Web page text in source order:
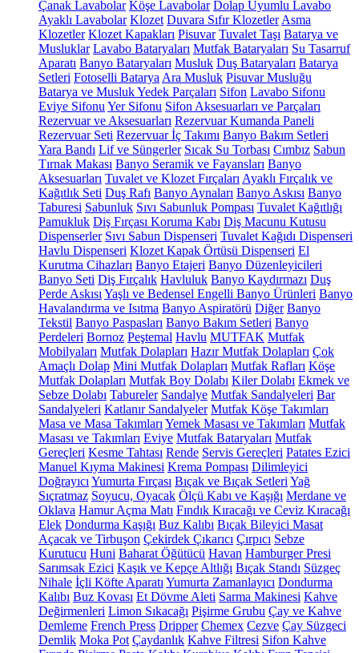
Çanak Lavabolar Köşe Lavabolar Dolap Uyumlu Lavabo
Ayaklı Lavabolar Klozet Duvara Sıfır Klozetler Asma
Klozetler Klozet Kapakları Pisuvar Tuvalet Taşı Batarya ve
Musluklar Lavabo Bataryaları Mutfak Bataryaları Su Tasarruf
Aparatı Banyo Bataryaları Musluk Duş Bataryaları Batarya
Setleri Fotoselli Batarya Ara Musluk Pisuvar Musluğu
Batarya ve Musluk Yedek Parçaları Sifon Lavabo Sifonu
Eviye Sifonu Yer Sifonu Sifon Aksesuarları ve Parçaları
Rezervuar ve Aksesuarları Rezervuar Kumanda Paneli
Rezervuar Seti Rezervuar İç Takımı Banyo Bakım Setleri
Yara Bandı Lif ve Süngerler Sıcak Su Torbası Cımbız Sabun
Tırnak Makası Banyo Seramik ve Fayansları Banyo
Aksesuarları Tuvalet ve Klozet Fırçaları Ayaklı Fırçalık ve
Kağıtlık Seti Duş Rafı Banyo Aynaları Banyo Askısı Banyo
Taburesi Sabunluk Sıvı Sabunluk Pompası Tuvalet Kağıtlığı
Pamukluk Diş Fırçası Koruma Kabı Diş Macunu Kutusu
Dispenserler Sıvı Sabun Dispenseri Tuvalet Kağıdı Dispenseri
Havlu Dispenseri Klozet Kapak Örtüsü Dispenseri El
Kurutma Cihazları Banyo Etajeri Banyo Düzenleyicileri
Banyo Seti Diş Fırçalık Havluluk Banyo Kaydırmazı Duş
Perde Askısı Yaşlı ve Bedensel Engelli Banyo Ürünleri Banyo
Havalandırma ve Isıtma Banyo Aspiratörü Diğer Banyo
Tekstil Banyo Paspasları Banyo Bakım Setleri Banyo
Perdeleri Bornoz Peştemal Havlu MUTFAK Mutfak
Mobilyaları Mutfak Dolapları Hazır Mutfak Dolapları Çok
Amaçlı Dolap Mini Mutfak Dolapları Mutfak Rafları Köşe
Mutfak Dolapları Mutfak Boy Dolabı Kiler Dolabı Ekmek ve
Sebze Dolabı Tabureler Sandalye Mutfak Sandalyeleri Bar
Sandalyeleri Katlanır Sandalyeler Mutfak Köşe Takımları
Masa ve Masa Takımları Yemek Masası ve Takımları Mutfak
Masası ve Takımları Eviye Mutfak Bataryaları Mutfak
Gereçleri Kesme Tahtası Rende Servis Gereçleri Patates Ezici
Manuel Kıyma Makinesi Krema Pompası Dilimleyici
Doğrayıcı Yumurta Fırçası Bıçak ve Bıçak Setleri Yağ
Sıçratmaz Soyucu, Oyacak Ölçü Kabı ve Kaşığı Merdane ve
Oklava Hamur Açma Matı Fındık Kıracağı ve Ceviz Kıracağı
Elek Dondurma Kaşığı Buz Kalıbı Bıçak Bileyici Masat
Açacak ve Tirbuşon Çekirdek Çıkarıcı Çırpıcı Sebze
Kurutucu Huni Baharat Öğütücü Havan Hamburger Presi
Sarımsak Ezici Kaşık ve Kepçe Altlığı Bıçak Standı Süzgeç
Nihale İçli Köfte Aparatı Yumurta Zamanlayıcı Dondurma
Kalıbı Buz Kovası Et Dövme Aleti Sarma Makinesi Kahve
Değirmenleri Limon Sıkacağı Pişirme Grubu Çay ve Kahve
Demleme French Press Dripper Chemex Cezve Çay Süzgeci
Demlik Moka Pot Çaydanlık Kahve Filtresi Sifon Kahve